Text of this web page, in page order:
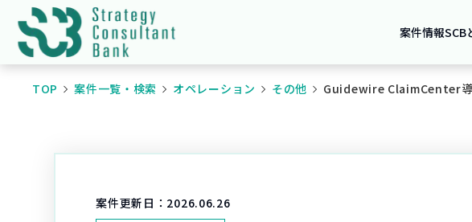
案件情報SCB
TOP 案件一覧・検索 オペレーション その他 Guidewire ClaimCenter導
案件更新日： 2026.06.26